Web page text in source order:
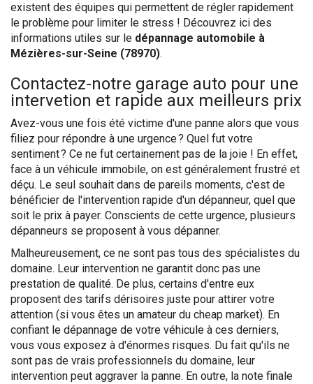
existent des équipes qui permettent de régler rapidement
le problème pour limiter le stress ! Découvrez ici des
informations utiles sur le dépannage automobile à
Mézières-sur-Seine (78970).
Contactez-notre garage auto pour une
intervetion et rapide aux meilleurs prix
Avez-vous une fois été victime d'une panne alors que vous
filiez pour répondre à une urgence ? Quel fut votre
sentiment ? Ce ne fut certainement pas de la joie ! En effet,
face à un véhicule immobile, on est généralement frustré et
déçu. Le seul souhait dans de pareils moments, c'est de
bénéficier de l'intervention rapide d'un dépanneur, quel que
soit le prix à payer. Conscients de cette urgence, plusieurs
dépanneurs se proposent à vous dépanner.
Malheureusement, ce ne sont pas tous des spécialistes du
domaine. Leur intervention ne garantit donc pas une
prestation de qualité. De plus, certains d'entre eux
proposent des tarifs dérisoires juste pour attirer votre
attention (si vous êtes un amateur du cheap market). En
confiant le dépannage de votre véhicule à ces derniers,
vous vous exposez à d'énormes risques. Du fait qu'ils ne
sont pas de vrais professionnels du domaine, leur
intervention peut aggraver la panne. En outre, la note finale